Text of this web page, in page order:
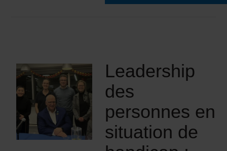
Leadership
des
personnes en
situation de